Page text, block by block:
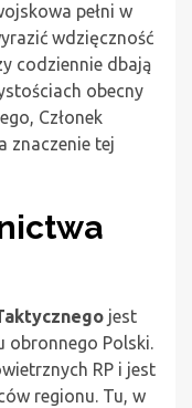
pełni w
wdzięczność
codziennie dbają
obecny
Członek
znaczenie tej
jest
obronnego Polski.
RP i jest
regionu. Tu, w